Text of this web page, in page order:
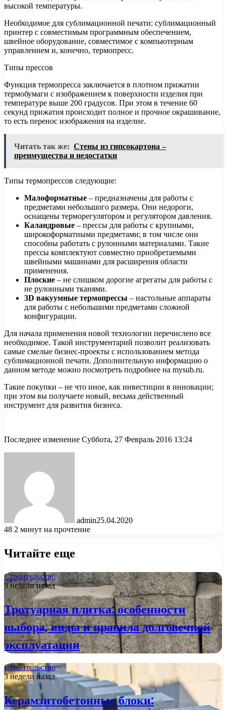
высокой температуры.
Необходимое для сублимационной печати: сублимационный
принтер с совместимым программным обеспечением,
швейное оборудование, совместимое с компьютерным
управлением и, конечно, термопресс.
Типы прессов
Функция термопресса заключается в плотном прижатии
термобумаги с изображением к поверхности изделия при
температуре выше 200 градусов. При этом в течение 60
секунд прижатия происходит полное и прочное окрашивание,
то есть перенос изображения на изделие.
Читать так же: Стены из гипсокартона –
преимущества и недостатки
Типы термопрессов следующие:
Малоформатные – предназначены для работы с
предметами небольшого размера. Они недороги,
оснащены терморегулятором и регулятором давления.
Каландровые – прессы для работы с крупными,
широкоформатными предметами; в том числе они
способны работать с рулонными материалами. Такие
прессы комплектуют совместно приобретаемыми
швейными машинами для расширения области
применения.
Плоские – не слишком дорогие агрегаты для работы с
не рулонными тканями.
3D вакуумные термопрессы – настольные аппараты
для работы с небольшими предметами сложной
конфигурации.
Для начала применения новой технологии перечислено все
необходимое. Такой инструментарий позволит реализовать
самые смелые бизнес-проекты с использованием метода
сублимационной печати. Дополнительную информацию о
данном методе можно посмотреть подробнее на mysub.ru.
Такие покупки – не что иное, как инвестиции в инновации;
при этом вы получаете новый, весьма действенный
инструмент для развития бизнеса.
Последнее изменение Суббота, 27 Февраль 2016 13:24
admin25.04.2020
48 2 минут на прочтение
Читайте еще
Строительство
3 недели назад
Тротуарная плитка: особенности
выбора, виды и правила долговечной
эксплуатации
Строительство
3 недели назад
Керамзитобетонные блоки: